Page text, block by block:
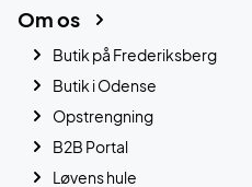
Om os
Butik på Frederiksberg
Butik i Odense
Opstrengning
B2B Portal
Løvens hule